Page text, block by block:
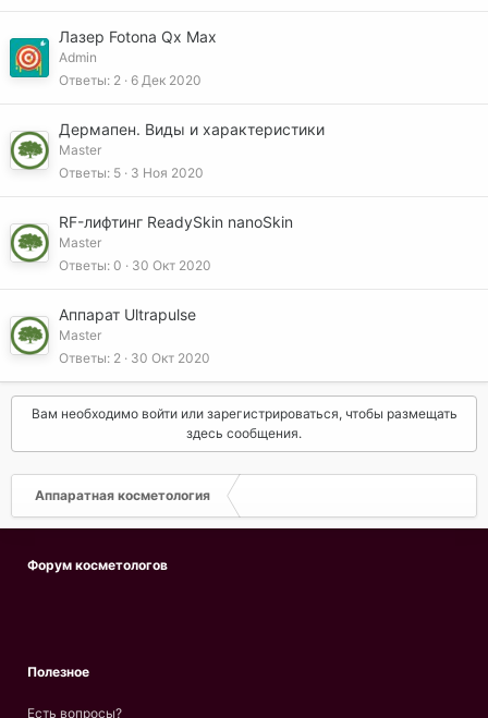
Лазер Fotona Qx Max
Admin
Ответы 2 6 Дек 2020
Дермапен. Виды и характеристики
Master
Ответы 5 3 Ноя 2020
RF-лифтинг ReadySkin nanoSkin
Master
Ответы 0 30 Окт 2020
Аппарат Ultrapulse
Master
Ответы 2 30 Окт 2020
Вам необходимо войти или зарегистрироваться, чтобы размещать
здесь сообщения.
Аппаратная косметология
Форум косметологов
Полезное
Есть вопросы?